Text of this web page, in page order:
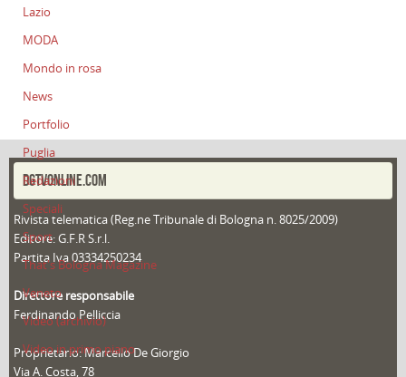
Lazio
MODA
Mondo in rosa
News
Portfolio
Puglia
Redazioni
Speciali
Sport
That's Bologna Magazine
Veneto
Video (archivio)
Video in primo piano
DGTVONLINE.COM
Rivista telematica (Reg.ne Tribunale di Bologna n. 8025/2009)
Editore: G.F.R S.r.l.
Partita Iva 03334250234
Direttore responsabile
Ferdinando Pelliccia
Proprietario: Marcello De Giorgio
Via A. Costa, 78